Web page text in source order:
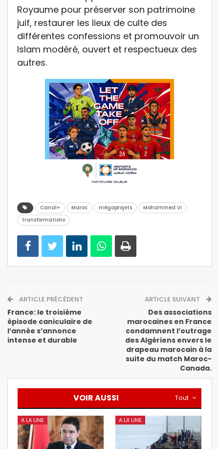
Royaume pour préserver son patrimoine
juif, restaurer les lieux de culte des
différentes confessions et promouvoir un
Islam modéré, ouvert et respectueux des
autres.
Canal+ Maroc mégaprojets
Mohammed VI
transformations
ARTICLE PRÉCÉDENT
France: le troisième
épisode caniculaire de
l’année s’annonce
intense et durable
ARTICLE SUIVANT
Des associations
marocaines en France
condamnent l’outrage
des Algériens envers le
drapeau marocain à la
suite du match Maroc-
Canada.
Tout
VOIR AUSSI
A LA UNE A LA UNE